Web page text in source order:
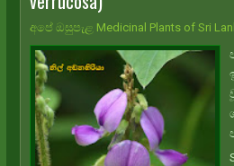
අපේ ඔසුපැළ Medicinal Plants of Sri